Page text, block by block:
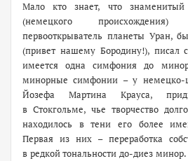
Мало кто знает, что знаменитый
(немецкого
первооткрыватель планеты Уран,
(привет нашему Бородину!), писал
имеется одна симфония до
минорные симфонии – у немецко-
Йозефа Мартина Крауса,
в Стокгольме, чье творчество
находилось в тени его более
Первая из них – переработка
в редкой тональности до-диез